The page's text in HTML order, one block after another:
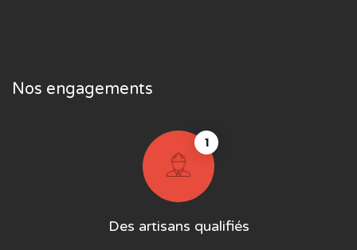
Nos engagements
1
Des artisans qualifiés